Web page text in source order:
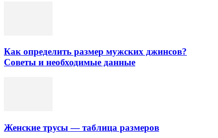
Как определить размер мужских джинсов?
Советы и необходимые данные
Женские трусы — таблица размеров